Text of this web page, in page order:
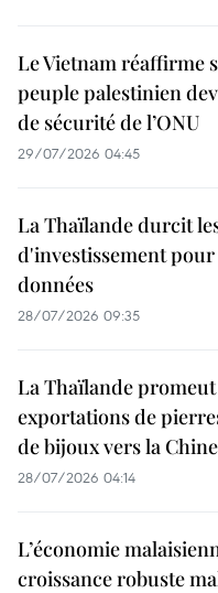
Le Vietnam réaffirme
peuple palestinien
de sécurité de l’ONU
29/07/2026 04:45
La Thaïlande durcit
d'investissement pour
données
28/07/2026 09:35
La Thaïlande promeut
exportations de
de bijoux vers la Chine
28/07/2026 04:14
L’économie
croissance robuste